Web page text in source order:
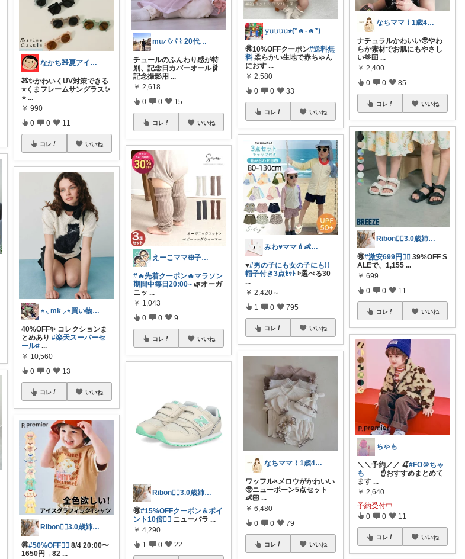
なかち🧸夏アイテム＆便利グッズ✨
🧸✨かわいくUV対策できる
⭐️くまフレームサングラス✨
⭐️ ...
￥ 990
0 0 11
コレ いいね
⋆⸜ mk ⸝⋆買い物は楽天で
40%OFF✨ コレクションま
とめあり#楽天スーパーセ
ール# ...
￥ 10,560
0 0 13
コレ いいね
Ribon❁⃘3.0歳姉妹ﾏﾏ👧🏻♡
🉐#50%OFF❤️‍🔥 8/4 20:00〜
1650円→82 ...
muパパ ⌇ 20代パパの子育て
チュールのふんわり感が特
別、記念日カバーオール🩰
記念撮影用 ...
￥ 2,618
0 0 15
コレ いいね
えーこママꕥ子供達と夏を楽しむぞ☀️
#🔥先着クーポン🔥マラソン
期間中毎日20:00~ 🌿オーガ
ニッ ...
￥ 1,043
0 0 9
コレ いいね
Ribon❁⃘3.0歳姉妹ﾏﾏ👧🏻♡
🉐#15%OFFクーポン＆ポイ
ント10倍❤️‍🔥 ニューバラ ...
￥ 4,290
1 0 22
𝚢𝚞𝚞𝚞𝚞⭐︎(*☻-☻*)
🉐10%OFFクーポン#送料無
料 柔らかい生地で赤ちゃん
におす ...
￥ 2,580
0 0 33
コレ いいね
みわ♥️ママ💄👶夏かわいい
♥️#男の子にも女の子にも!!
帽子付き3点ｾｯﾄ ▷選べる30
...
￥ 2,420～
1 0 795
コレ いいね
なちママ ⌇ 1歳4歳ママ
ワッフル×メロウがかわいい‪‪
🥹ニューボーン5点セット︎︎
👶🏻 ...
￥ 6,480
0 0 79
コレ いいね
なちママ ⌇ 1歳4歳ママ
ナチュラルかわいい🥹やわ
らか素材でお肌にもやさし
い‪‪🫶🏻︎‪ ...
￥ 2,400
0 0 85
コレ いいね
Ribon❁⃘3.0歳姉妹ﾏﾏ👧🏻♡
🉐#激安699円❤️‍🔥 39%OFF S
ALEで、1,155 ...
￥ 699
0 0 11
コレ いいね
ちゃも
＼＼予約／／ 🍒#FO＠ちゃ
も ☝おすすめまとめて
ます...
￥ 2,640
予約受付中
0 0 11
コレ いいね